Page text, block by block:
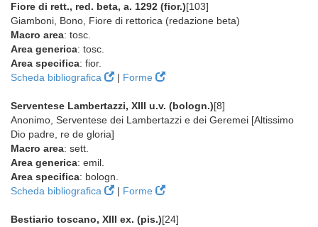
Fiore di rett., red. beta, a. 1292 (fior.)[103]
Giamboni, Bono, Fiore di rettorica (redazione beta)
Macro area: tosc.
Area generica: tosc.
Area specifica: fior.
Scheda bibliografica
| Forme
Serventese Lambertazzi, XIII u.v. (bologn.)[8]
Anonimo, Serventese dei Lambertazzi e dei Geremei [Altissimo
Dio padre, re de gloria]
Macro area: sett.
Area generica: emil.
Area specifica: bologn.
Scheda bibliografica
| Forme
Bestiario toscano, XIII ex. (pis.)[24]